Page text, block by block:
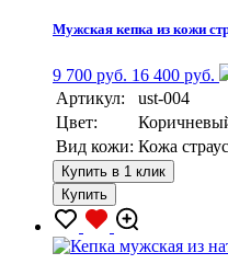
Мужская кепка из кожи
9 700 руб. 16 400 руб.
Артикул:
ust-004
Цвет:
Вид кожи: Кожа
Купить в 1 клик
Купить